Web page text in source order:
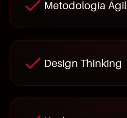
Metodología Ágil
Design Thinking